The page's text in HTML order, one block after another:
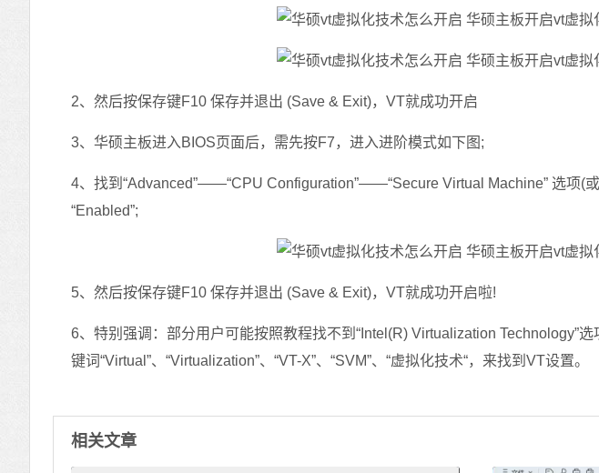
2、然后按保存键F10 保存并退出 (Save & Exit)，VT就成功开启
3、华硕主板进入BIOS页面后，需先按F7，进入进阶模式如下图;
4、找到“Advanced”——“CPU Configuration”——“Secure Virtual Machine” 选项(
“Enabled”;
5、然后按保存键F10 保存并退出 (Save & Exit)，VT就成功开启啦!
6、特别强调：部分用户可能按照教程找不到“Intel(R) Virtualization Technology”
键词“Virtual”、“Virtualization”、“VT-X”、“SVM”、“虚拟化技术“，来找到VT设置。
相关文章